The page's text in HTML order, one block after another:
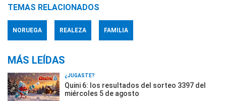
TEMAS RELACIONADOS
NORUEGA REALEZA FAMILIA
MÁS LEÍDAS
¿JUGASTE?
Quini 6: los resultados del sorteo 3397 del
miércoles 5 de agosto